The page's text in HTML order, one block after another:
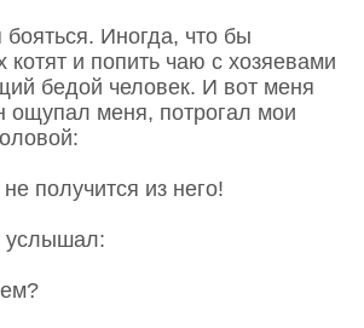
Иногда, что бы
котят и попить чаю с хозяевами
бедой человек. И вот меня
ощупал меня, потрогал мои
получится из него!
услышал: